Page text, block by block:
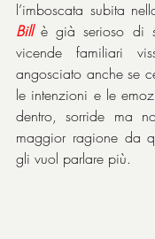
Bill è già serioso di
vicende familiari
angosciato anche se
le intenzioni e le
dentro, sorride ma
maggior ragione da
gli vuol parlare più.